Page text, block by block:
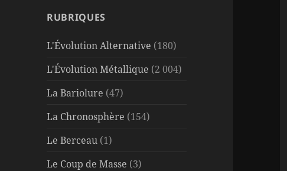
RUBRIQUES
L'Évolution Alternative (180)
L'Évolution Métallique (2 004)
La Bariolure (47)
La Chronosphère (154)
Le Berceau (1)
Le Coup de Masse (3)